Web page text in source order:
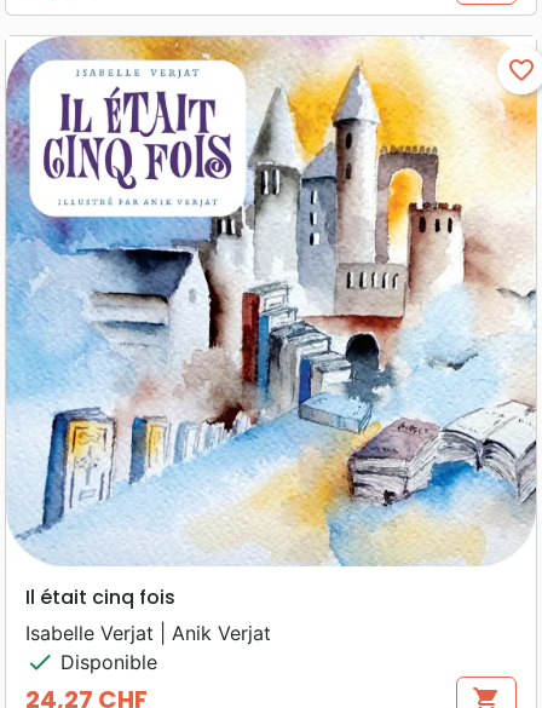
favorite_border
Il était cinq fois
Isabelle Verjat | Anik Verjat
check Disponible
24,27 CHF shopping_cart